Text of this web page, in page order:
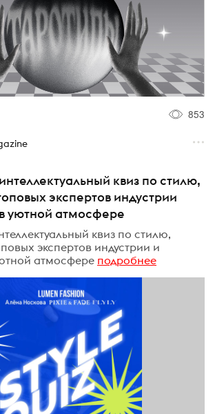
853
квиз по стилю,
экспертов индустрии
уютной атмосфере
квиз по стилю,
экспертов индустрии и
атмосфере подробнее